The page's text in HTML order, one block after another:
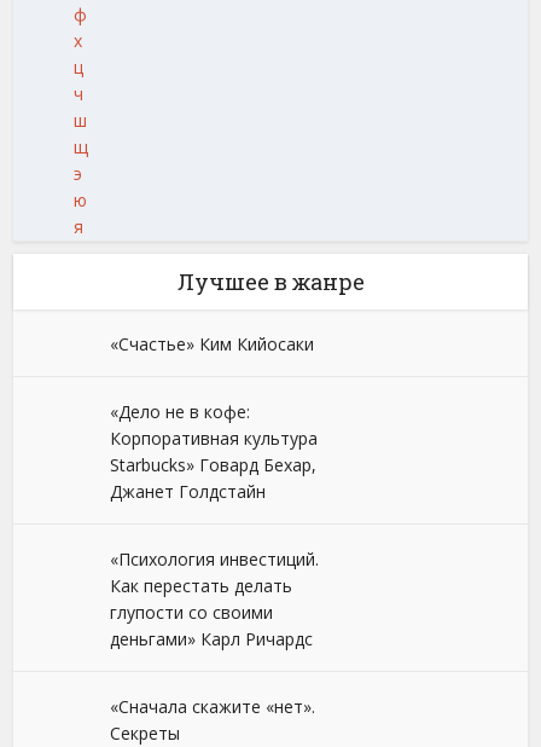
ф
х
ц
ч
ш
щ
э
ю
я
Лучшее в жанре
«Счастье» Ким Кийосаки
«Дело не в кофе:
Корпоративная культура
Starbucks» Говард Бехар,
Джанет Голдстайн
«Психология инвестиций.
Как перестать делать
глупости со своими
деньгами» Карл Ричардс
«Сначала скажите «нет».
Секреты